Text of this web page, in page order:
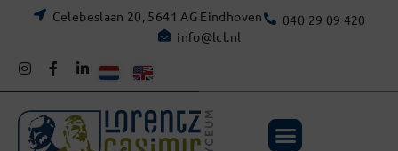
Celebeslaan 20, 5641 AG Eindhoven
040 29 09 420
info@lcl.nl